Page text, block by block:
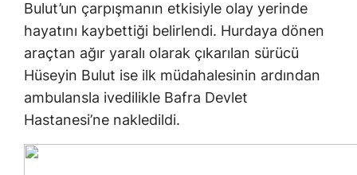
Bulut’un çarpışmanın etkisiyle olay yerinde
hayatını kaybettiği belirlendi. Hurdaya dönen
araçtan ağır yaralı olarak çıkarılan sürücü
Hüseyin Bulut ise ilk müdahalesinin ardından
ambulansla ivedilikle Bafra Devlet
Hastanesi’ne nakledildi.